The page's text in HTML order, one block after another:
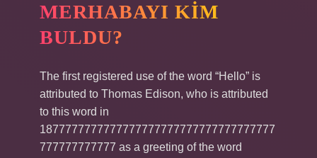
MERHABAYI KIM
BULDU?
The first registered use of the word “Hello” is
attributed to Thomas Edison, who is attributed
to this word in
1877777777777777777777777777777777777
777777777777 as a greeting of the word